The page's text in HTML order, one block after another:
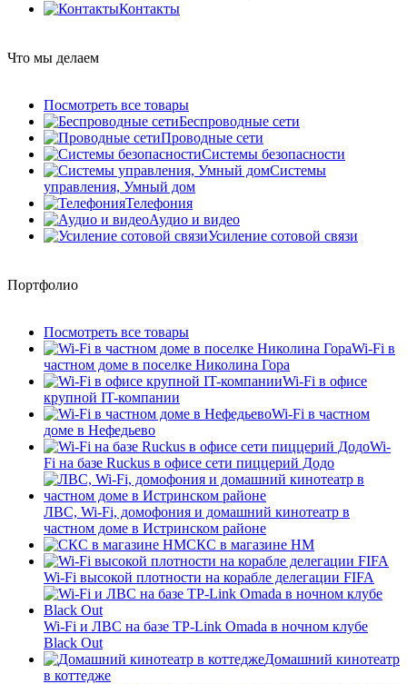
Контакты
Что мы делаем
Посмотреть все товары
Беспроводные сети
Проводные сети
Системы безопасности
Системы
управления, Умный дом
Телефония
Аудио и видео
Усиление сотовой связи
Портфолио
Посмотреть все товары
Wi-Fi в
частном доме в поселке Николина Гора
Wi-Fi в офисе
крупной IT-компании
Wi-Fi в частном
доме в Нефедьево
Wi-
Fi на базе Ruckus в офисе сети пиццерий Додо
ЛВС, Wi-Fi, домофония и домашний кинотеатр в
частном доме в Истринском районе
СКС в магазине HM
Wi-Fi высокой плотности на корабле делегации FIFA
Wi-Fi и ЛВС на базе TP-Link Omada в ночном клубе
Black Out
Домашний кинотеатр
в коттедже